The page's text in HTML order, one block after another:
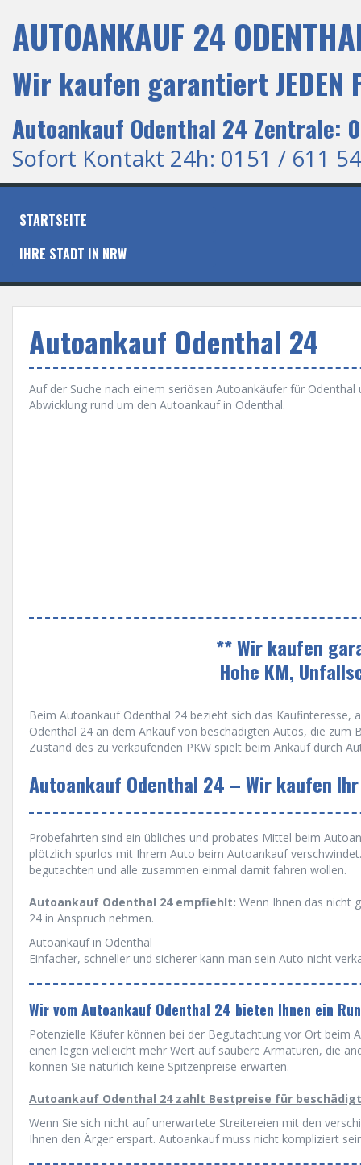
n
AUTOANKAUF 24
Wir kaufen garantiert JEDEN
Autoankauf Odenthal 24 Zentrale:
Sofort Kontakt 24h: 0151 / 611
STARTSEITE
IHRE STADT IN NRW
Autoankauf Odenthal 24
Auf der Suche nach einem seriösen Autoankäufer für
Abwicklung rund um den Autoankauf in Odenthal.
** Wir kaufen
Hohe KM,
Beim Autoankauf Odenthal 24 bezieht sich das
Odenthal 24 an dem Ankauf von beschädigten Autos, die
Zustand des zu verkaufenden PKW spielt beim Ankauf durch
Autoankauf Odenthal 24 – Wir kaufen
Probefahrten sind ein übliches und probates Mittel beim
plötzlich spurlos mit Ihrem Auto beim Autoankauf
begutachten und alle zusammen einmal damit fahren wollen.
Autoankauf Odenthal 24 empfiehlt: Wenn Ihnen das nicht
24 in Anspruch nehmen.
Autoankauf in Odenthal
Einfacher, schneller und sicherer kann man sein Auto nicht
Wir vom Autoankauf Odenthal 24 bieten Ihnen ein
Potenzielle Käufer können bei der Begutachtung vor Ort
einen legen vielleicht mehr Wert auf saubere Armaturen, die
können Sie natürlich keine Spitzenpreise erwarten.
Autoankauf Odenthal 24 zahlt Bestpreise für
Wenn Sie sich nicht auf unerwartete Streitereien mit den
Ihnen den Ärger erspart. Autoankauf muss nicht kompliziert